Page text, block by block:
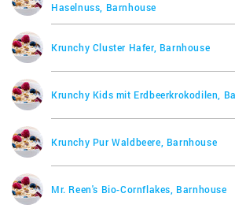
Urkorn Müsli, Alnatura
Haselnuss, Barnhouse
Krunchy Cluster Hafer, Barnhouse
Krunchy Kids mit Erdbeerkrokodilen,
Krunchy Pur Waldbeere, Barnhouse
Mr. Reen's Bio-Cornflakes, Barnhouse